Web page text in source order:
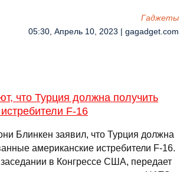
Гаджеты
05:30, Апрель 10, 2023 | gagadget.com
что Турция должна получить
F-16
Блинкен заявил, что Турция должна
американские истребители F-16.
в Конгрессе США, передает